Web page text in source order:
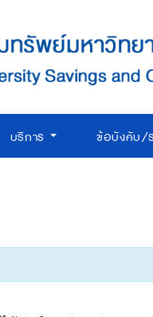
บริการ ข้อบังคับ/ร